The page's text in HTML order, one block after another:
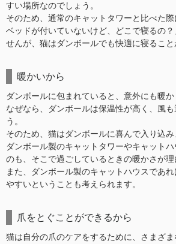
すい場所なのでしょう。
そのため、通常のキャットタワーと比べた
ベッドが付いていないけど、どこで寝るの
せんが、猫はダンボールでも快適に寝ること
暖かいから
ダンボールに包まれていると、意外にも暖か
なぜなら、ダンボールは保温性が高く、風
う。
そのため、猫はダンボールに喜んで入り込み
ダンボール製のキャットタワーやキャット
のも、そこで過ごしているときの暖かさが理
また、ダンボール製のキャットハウスであ
やすいということも考えられます。
爪をとぐことができるから
猫は自分の爪のケアをするために、さまざ